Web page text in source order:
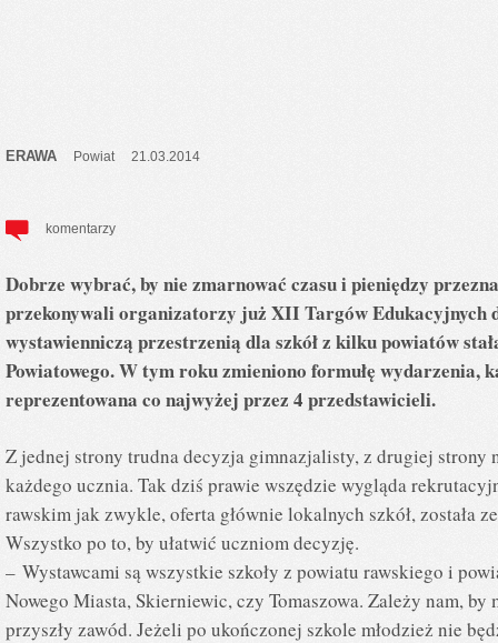
ERAWA Powiat 21.03.2014
komentarzy
Dobrze wybrać, by nie zmarnować czasu i pieniędzy
przekonywali organizatorzy już XII Targów Edukacyjnych
wystawienniczą przestrzenią dla szkół z kilku powiatów
Powiatowego. W tym roku zmieniono formułę wydarzenia,
reprezentowana co najwyżej przez 4 przedstawicieli.
Z jednej strony trudna decyzja gimnazjalisty, z drugiej strony
każdego ucznia. Tak dziś prawie wszędzie wygląda
rawskim jak zwykle, oferta głównie lokalnych szkół, została
Wszystko po to, by ułatwić uczniom decyzję.
– Wystawcami są wszystkie szkoły z powiatu rawskiego i
Nowego Miasta, Skierniewic, czy Tomaszowa. Zależy nam, by
przyszły zawód. Jeżeli po ukończonej szkole młodzież nie